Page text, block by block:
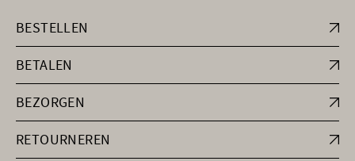
BESTELLEN
BETALEN
BEZORGEN
RETOURNEREN